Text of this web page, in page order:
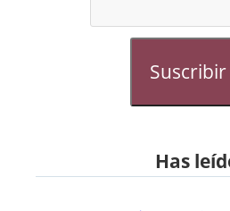
Suscribir
Has